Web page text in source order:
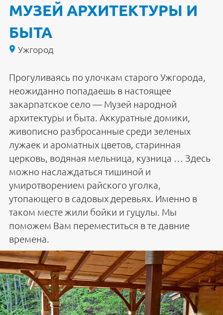
МУЗЕЙ АРХИТЕКТУРЫ И
БЫТА
Ужгород
Прогуливаясь по улочкам старого Ужгорода,
неожиданно попадаешь в настоящее
закарпатское село — Музей народной
архитектуры и быта. Аккуратные домики,
живописно разбросанные среди зеленых
лужаек и ароматных цветов, старинная
церковь, водяная мельница, кузница … Здесь
можно наслаждаться тишиной и
умиротворением райского уголка,
утопающего в садовых деревьях. Именно в
таком месте жили бойки и гуцулы. Мы
поможем Вам переместиться в те давние
времена.